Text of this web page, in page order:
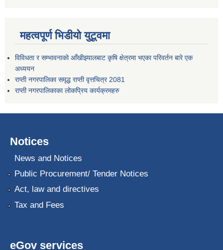
महत्वपूर्ण भिडीयो युटूवमा
विविधता र सम्भावनाको आँखीझ्यालबाट कृषि क्षेत्रमा भएका परिवर्तन बारे एक
अध्ययन
राप्ती नगरपालिका समृद्ध राप्ती वृत्तचित्र 2081
राप्ती नगरपालिकाका लोकप्रिय कार्यक्रमहरु
Notices
News and Notices
Public Procurement/ Tender Notices
Act, law and directives
Tax and Fees
eGov services